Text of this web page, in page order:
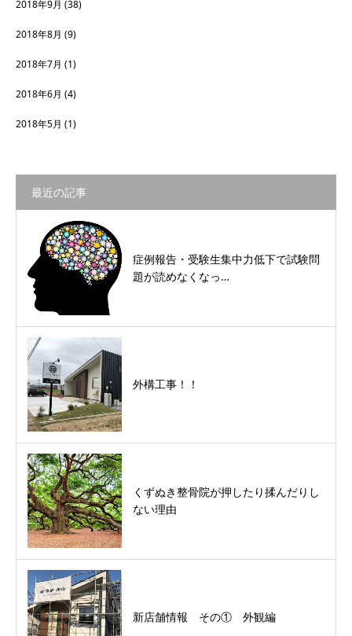
2018年9月 (38)
2018年8月 (9)
2018年7月 (1)
2018年6月 (4)
2018年5月 (1)
最近の記事
症例報告・受験生集中力低下で試験問
題が読めなくなっ…
外構工事！！
くずぬき整骨院が押したり揉んだりし
ない理由
新店舗情報 その① 外観編